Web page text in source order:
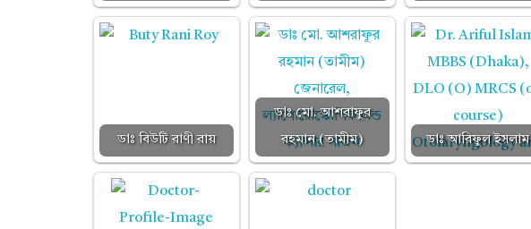
ম্ম
দডাঃ বিউটি রাণী রায়
ডাঃ মো. আশরাফুর
রহমান (তামীম)
ডাঃ আরিফুল ইসলাম